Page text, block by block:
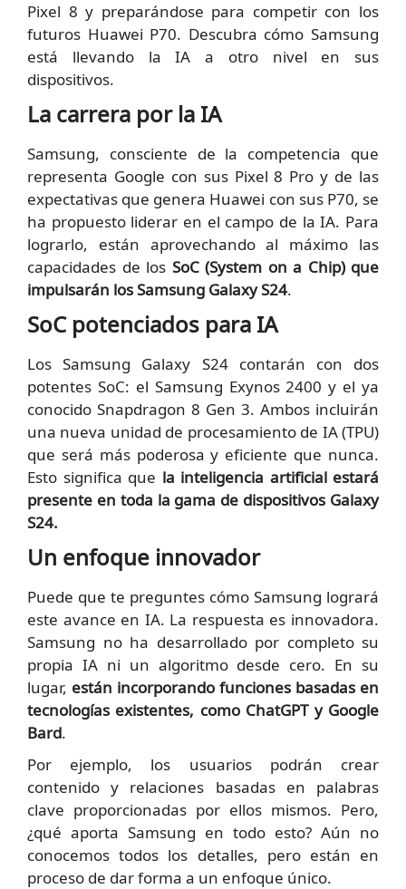
Pixel 8 y preparándose para competir con los
futuros Huawei P70. Descubra cómo Samsung
está llevando la IA a otro nivel en sus
dispositivos.
La carrera por la IA
Samsung, consciente de la competencia que
representa Google con sus Pixel 8 Pro y de las
expectativas que genera Huawei con sus P70, se
ha propuesto liderar en el campo de la IA. Para
lograrlo, están aprovechando al máximo las
capacidades de los SoC (System on a Chip) que
impulsarán los Samsung Galaxy S24.
SoC potenciados para IA
Los Samsung Galaxy S24 contarán con dos
potentes SoC: el Samsung Exynos 2400 y el ya
conocido Snapdragon 8 Gen 3. Ambos incluirán
una nueva unidad de procesamiento de IA (TPU)
que será más poderosa y eficiente que nunca.
Esto significa que la inteligencia artificial estará
presente en toda la gama de dispositivos Galaxy
S24.
Un enfoque innovador
Puede que te preguntes cómo Samsung logrará
este avance en IA. La respuesta es innovadora.
Samsung no ha desarrollado por completo su
propia IA ni un algoritmo desde cero. En su
lugar, están incorporando funciones basadas en
tecnologías existentes, como ChatGPT y Google
Bard.
Por ejemplo, los usuarios podrán crear
contenido y relaciones basadas en palabras
clave proporcionadas por ellos mismos. Pero,
¿qué aporta Samsung en todo esto? Aún no
conocemos todos los detalles, pero están en
proceso de dar forma a un enfoque único.